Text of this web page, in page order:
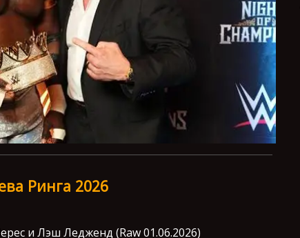
Ринга 2026
и Лэш Ледженд (Raw 01.06.2026)